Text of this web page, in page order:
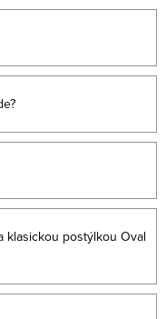
klasickou postýlkou Oval